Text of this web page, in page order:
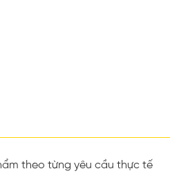
theo từng yêu cầu thực tế